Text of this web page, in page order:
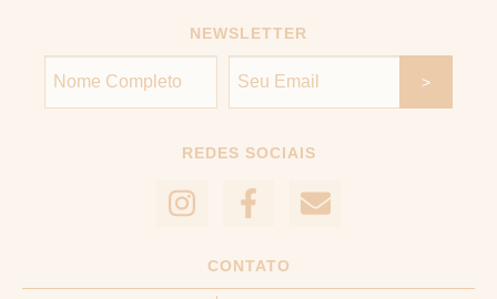
NEWSLETTER
REDES SOCIAIS
CONTATO